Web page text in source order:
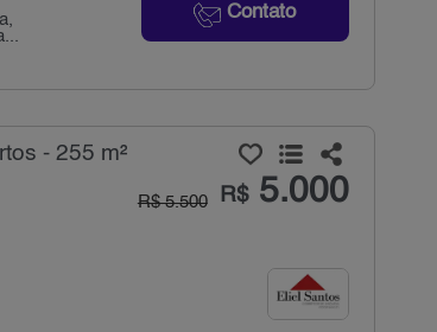
Contato
- 255 m²
R$5.000
R$ 5.500